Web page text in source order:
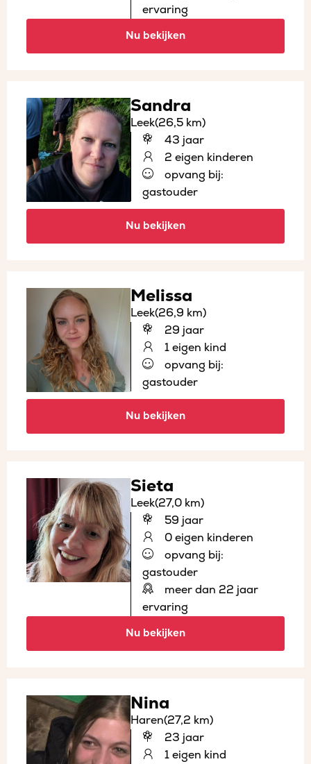
ervaring
Nu bekijken
Sandra
Leek(26,5 km)
43 jaar
2 eigen kinderen
opvang bij:
gastouder
Nu bekijken
Melissa
Leek(26,9 km)
29 jaar
1 eigen kind
opvang bij:
gastouder
Nu bekijken
Sieta
Leek(27,0 km)
59 jaar
0 eigen kinderen
opvang bij:
gastouder
meer dan 22 jaar
ervaring
Nu bekijken
Nina
Haren(27,2 km)
23 jaar
1 eigen kind